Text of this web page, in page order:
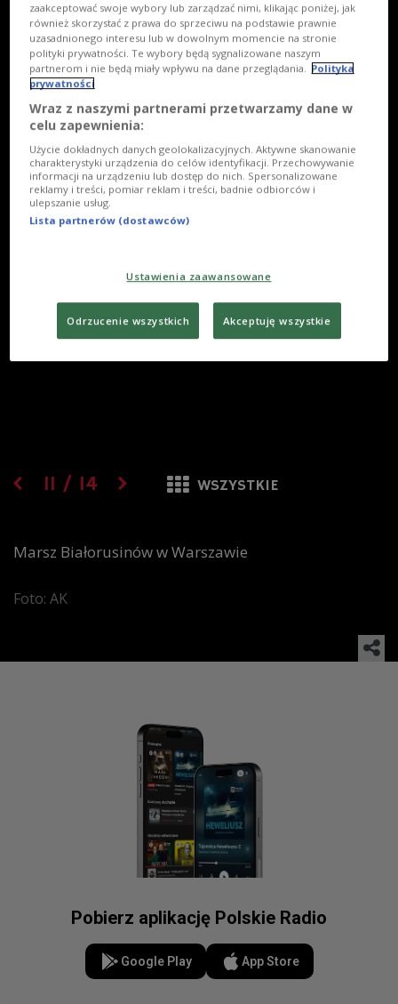
11 / 14 WSZYSTKIE
Marsz Białorusinów w Warszawie
Foto: AK
Pobierz aplikację Polskie Radio
Google Play App Store
zaakceptować swoje wybory lub zarządzać nimi, klikając poniżej, jak
również skorzystać z prawa do sprzeciwu na podstawie prawnie
uzasadnionego interesu lub w dowolnym momencie na stronie
polityki prywatności. Te wybory będą sygnalizowane naszym
partnerom i nie będą miały wpływu na dane przeglądania.
Polityka
prywatności
Wraz z naszymi partnerami przetwarzamy dane w
celu zapewnienia:
Użycie dokładnych danych geolokalizacyjnych. Aktywne skanowanie
charakterystyki urządzenia do celów identyfikacji. Przechowywanie
informacji na urządzeniu lub dostęp do nich. Spersonalizowane
reklamy i treści, pomiar reklam i treści, badnie odbiorców i
ulepszanie usług.
Lista partnerów (dostawców)
Ustawienia zaawansowane
Odrzucenie wszystkich Akceptuję wszystkie